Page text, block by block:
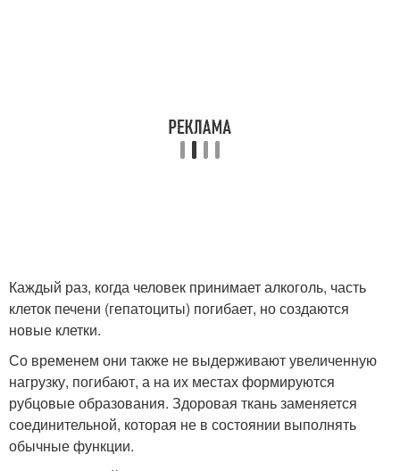
Каждый раз, когда человек принимает алкоголь, часть
клеток печени (гепатоциты) погибает, но создаются
новые клетки.
Со временем они также не выдерживают увеличенную
нагрузку, погибают, а на их местах формируются
рубцовые образования. Здоровая ткань заменяется
соединительной, которая не в состоянии выполнять
обычные функции.